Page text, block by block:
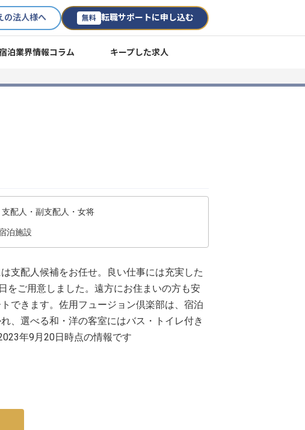
の法人様へ 無料 転職サポートに申し込む
泊業界情報コラム キープした求人
支配人・副支配人・女将
泊施設
支配人候補をお任せ。良い仕事には充実した
をご用意しました。遠方にお住まいの方も安
できます。佐用フュージョン倶楽部は、宿泊
、選べる和・洋の客室にはバス・トイレ付き
年9月20日時点の情報です